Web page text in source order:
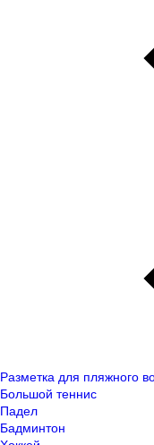
Разметка для пляжного
Большой теннис
Падел
Бадминтон